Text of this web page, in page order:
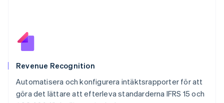
Revenue Recognition
Automatisera och konfigurera intäktsrapporter för att
göra det lättare att efterleva standarderna IFRS 15 och
Portugal
Rumänien
English
DeutschFrançais ItalianoEnglish
Singapore